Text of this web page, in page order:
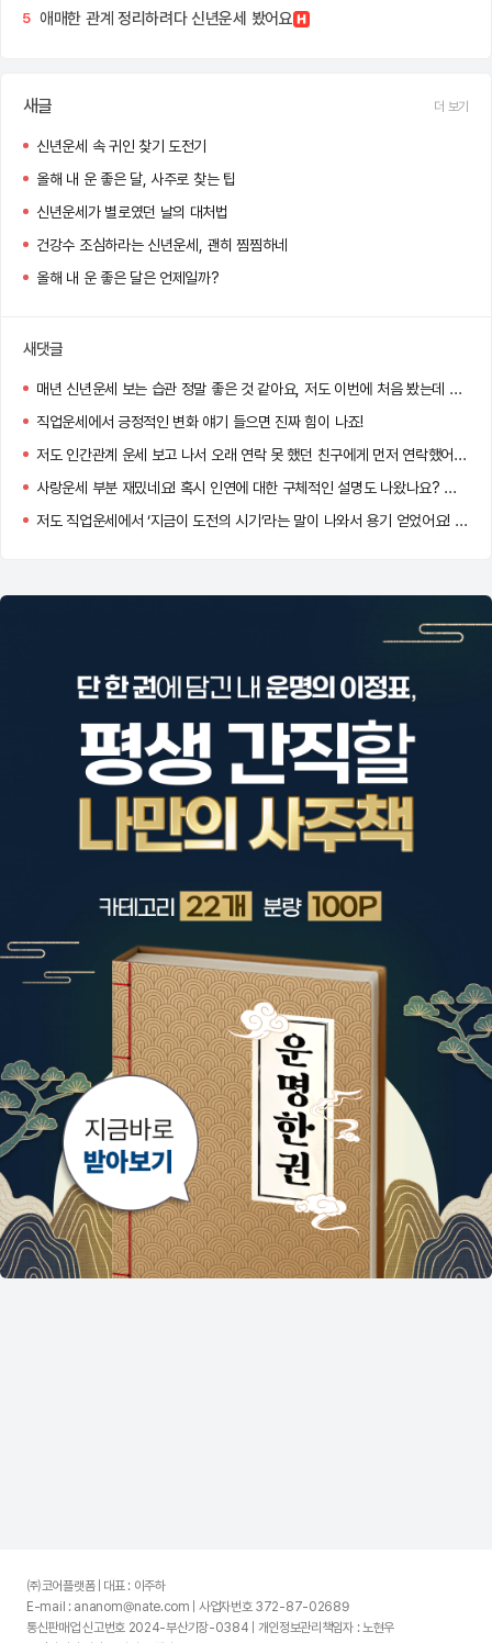
5 애매한 관계 정리하려다 신년운세 봤어요
새글 더 보기
신년운세 속 귀인 찾기 도전기
올해 내 운 좋은 달, 사주로 찾는 팁
신년운세가 별로였던 날의 대처법
건강수 조심하라는 신년운세, 괜히 찜찜하네
올해 내 운 좋은 달은 언제일까?
새댓글
매년 신년운세 보는 습관 정말 좋은 것 같아요, 저도 이번에 처음 봤는데 앞으로 매년 확인하려고요ㅎㅎㅎ
직업운세에서 긍정적인 변화 얘기 들으면 진짜 힘이 나죠!
저도 인간관계 운세 보고 나서 오래 연락 못 했던 친구에게 먼저 연락했어요, 생각보다 큰 용기가 되더라고요!
사랑운세 부분 재밌네요! 혹시 인연에 대한 구체적인 설명도 나왔나요? 저도 기대하고 있어요 :)
저도 직업운세에서 ‘지금이 도전의 시기’라는 말이 나와서 용기 얻었어요! 신기하게도 현실 상황이랑 딱 맞아떨어지더라고요.
㈜코어플랫폼 | 대표 : 이주하
E-mail : ananom@nate.com | 사업자번호 372-87-02689
통신판매업 신고번호 2024-부산기장-0384 | 개인정보관리책임자 : 노현우